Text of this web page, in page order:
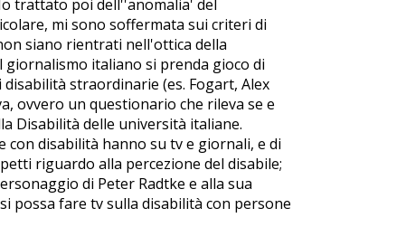
trattato poi dell''anomalia' del
mi sono soffermata sui criteri di
siano rientrati nell'ottica della
giornalismo italiano si prenda gioco di
straordinarie (es. Fogart, Alex
ovvero un questionario che rileva se e
Disabilità delle università italiane.
con disabilità hanno su tv e giornali, e di
riguardo alla percezione del disabile;
di Peter Radtke e alla sua
possa fare tv sulla disabilità con persone